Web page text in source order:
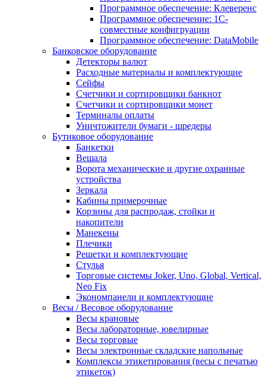
Программное обеспечение: Клеверенс
Программное обеспечение: 1С-
совместные конфигруации
Программное обеспечение: DataMobile
Банковское оборудование
Детекторы валют
Расходные материалы и комплектующие
Сейфы
Счетчики и сортировщики банкнот
Счетчики и сортировщики монет
Терминалы оплаты
Уничтожители бумаги - шредеры
Бутиковое оборудование
Банкетки
Вешала
Ворота механические и другие охранные
устройства
Зеркала
Кабины примерочные
Корзины для распродаж, стойки и
накопители
Манекены
Плечики
Решетки и комплектующие
Стулья
Торговые системы Joker, Uno, Global, Vertical,
Neo Fix
Экономпанели и комплектующие
Весы / Весовое оборудование
Весы крановые
Весы лабораторные, ювелирные
Весы торговые
Весы электронные складские напольные
Комплексы этикетирования (весы с печатью
этикеток)